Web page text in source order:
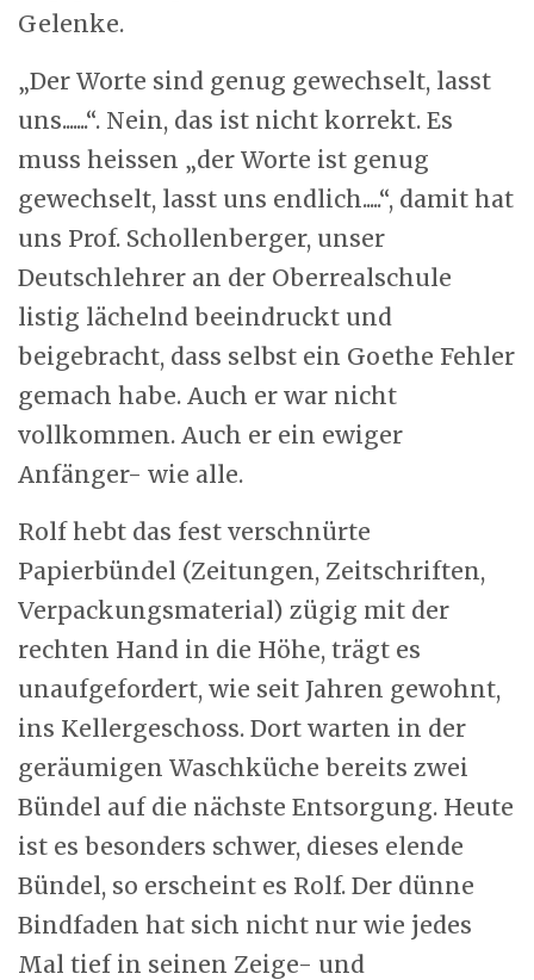
Gelenke.
„Der Worte sind genug gewechselt, lasst
uns.......“. Nein, das ist nicht korrekt. Es
muss heissen „der Worte ist genug
gewechselt, lasst uns endlich.....“, damit hat
uns Prof. Schollenberger, unser
Deutschlehrer an der Oberrealschule
listig lächelnd beeindruckt und
beigebracht, dass selbst ein Goethe Fehler
gemach habe. Auch er war nicht
vollkommen. Auch er ein ewiger
Anfänger- wie alle.
Rolf hebt das fest verschnürte
Papierbündel (Zeitungen, Zeitschriften,
Verpackungsmaterial) zügig mit der
rechten Hand in die Höhe, trägt es
unaufgefordert, wie seit Jahren gewohnt,
ins Kellergeschoss. Dort warten in der
geräumigen Waschküche bereits zwei
Bündel auf die nächste Entsorgung. Heute
ist es besonders schwer, dieses elende
Bündel, so erscheint es Rolf. Der dünne
Bindfaden hat sich nicht nur wie jedes
Mal tief in seinen Zeige- und